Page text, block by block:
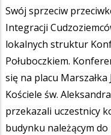
Swój sprzeciw
Integracji
lokalnych struktur
Połuboczkiem.
się na placu
Kościele św.
przekazali uczestnicy
budynku należącym do